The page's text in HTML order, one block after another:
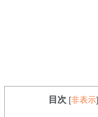
目次 [非表示]